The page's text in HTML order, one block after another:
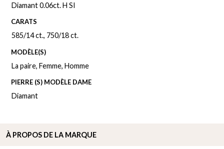
Diamant 0.06ct. H SI
CARATS
585/14 ct., 750/18 ct.
MODÈLE(S)
La paire,Femme,Homme
PIERRE (S) MODÈLE DAME
Diamant
À PROPOS DE LA MARQUE